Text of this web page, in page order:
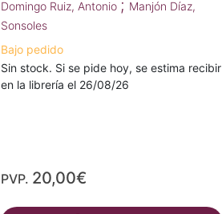
Domingo Ruiz, Antonio ; Manjón Díaz,
Sonsoles
Bajo pedido
Sin stock. Si se pide hoy, se estima recibir
en la librería el 26/08/26
PVP. 20,00€